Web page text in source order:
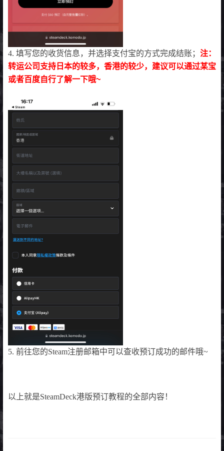
4. 填写您的收货信息，并选择支付宝的方式完成结账； 注：
转运公司支持日本的较多，香港的较少，建议可以通过某宝
或者百度自行了解一下哦~
5. 前往您的Steam注册邮箱中可以查收预订成功的邮件哦~
以上就是SteamDeck港版预订教程的全部内容！